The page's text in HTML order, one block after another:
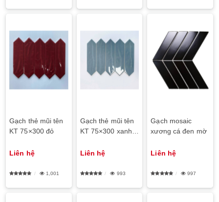
Gạch thẻ mũi tên
KT 75×300 đỏ
Liên hệ
1,001
Gạch thẻ mũi tên
KT 75×300 xanh
Liên hệ
993
Gạch mosaic
xương cá đen mờ
Liên hệ
997